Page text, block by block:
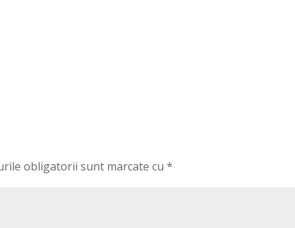
obligatorii sunt marcate cu*